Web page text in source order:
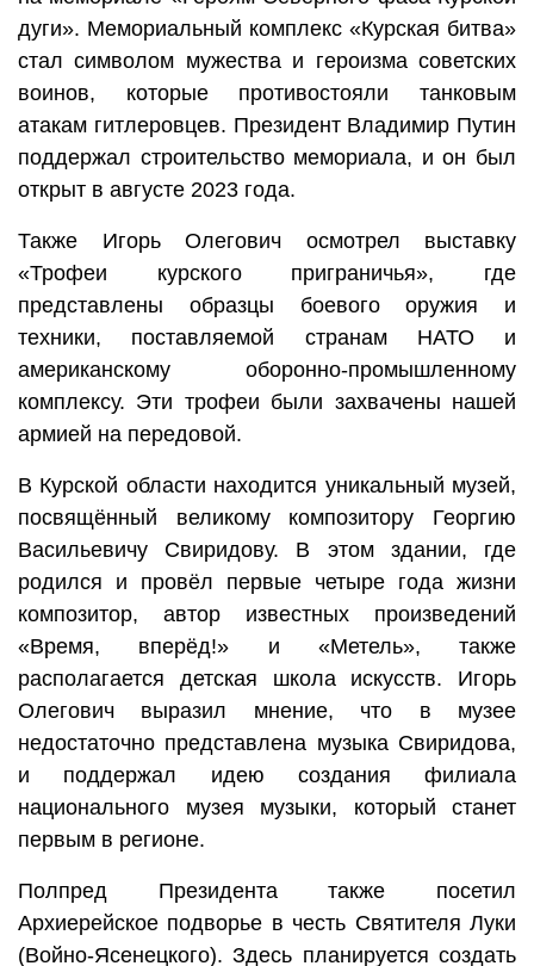
дуги». Мемориальный комплекс «Курская битва»
стал символом мужества и героизма советских
воинов, которые противостояли танковым
атакам гитлеровцев. Президент Владимир Путин
поддержал строительство мемориала, и он был
открыт в августе 2023 года.
Также Игорь Олегович осмотрел выставку
«Трофеи курского приграничья», где
представлены образцы боевого оружия и
техники, поставляемой странам НАТО и
американскому оборонно-промышленному
комплексу. Эти трофеи были захвачены нашей
армией на передовой.
В Курской области находится уникальный музей,
посвящённый великому композитору Георгию
Васильевичу Свиридову. В этом здании, где
родился и провёл первые четыре года жизни
композитор, автор известных произведений
«Время, вперёд!» и «Метель», также
располагается детская школа искусств. Игорь
Олегович выразил мнение, что в музее
недостаточно представлена музыка Свиридова,
и поддержал идею создания филиала
национального музея музыки, который станет
первым в регионе.
Полпред Президента также посетил
Архиерейское подворье в честь Святителя Луки
(Войно-Ясенецкого). Здесь планируется создать